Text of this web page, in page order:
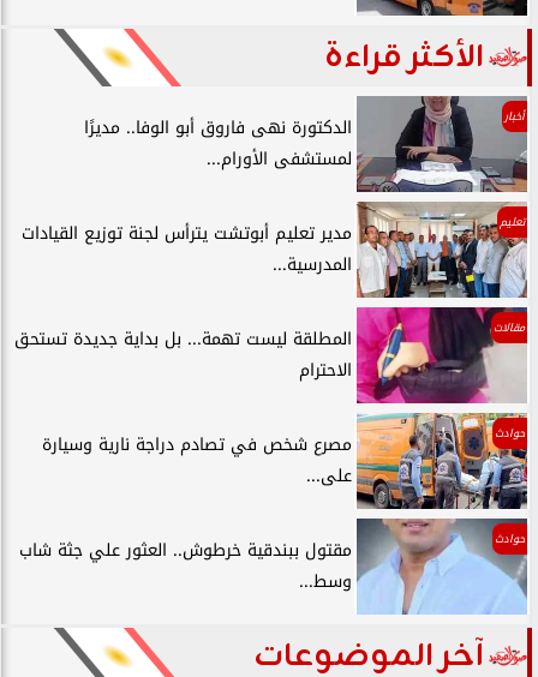
الأكثر قراءة
أخبار
الدكتورة نهى فاروق أبو الوفا.. مديرًا
لمستشفى الأورام...
تعليم
مدير تعليم أبوتشت يترأس لجنة توزيع القيادات
المدرسية...
مقالات
المطلقة ليست تهمة... بل بداية جديدة تستحق
الاحترام
حوادث
مصرع شخص في تصادم دراجة نارية وسيارة
على...
حوادث
مقتول ببندقية خرطوش.. العثور علي جثة شاب
وسط...
آخر الموضوعات